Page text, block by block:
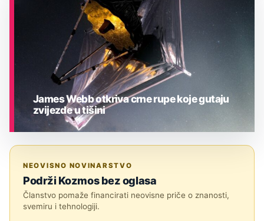
James Webb otkriva crne rupe koje gutaju
zvijezde u tišini
NEOVISNO NOVINARSTVO
Podrži Kozmos bez oglasa
Članstvo pomaže financirati neovisne priče o znanosti,
svemiru i tehnologiji.